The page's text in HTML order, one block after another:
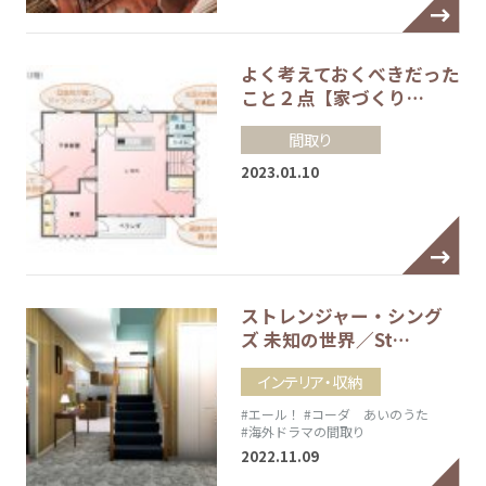
よく考えておくべきだった
こと２点【家づくり…
間取り
2023.01.10
ストレンジャー・シング
ズ 未知の世界／St…
インテリア・収納
#エール！ #コーダ あいのうた
#海外ドラマの間取り
2022.11.09